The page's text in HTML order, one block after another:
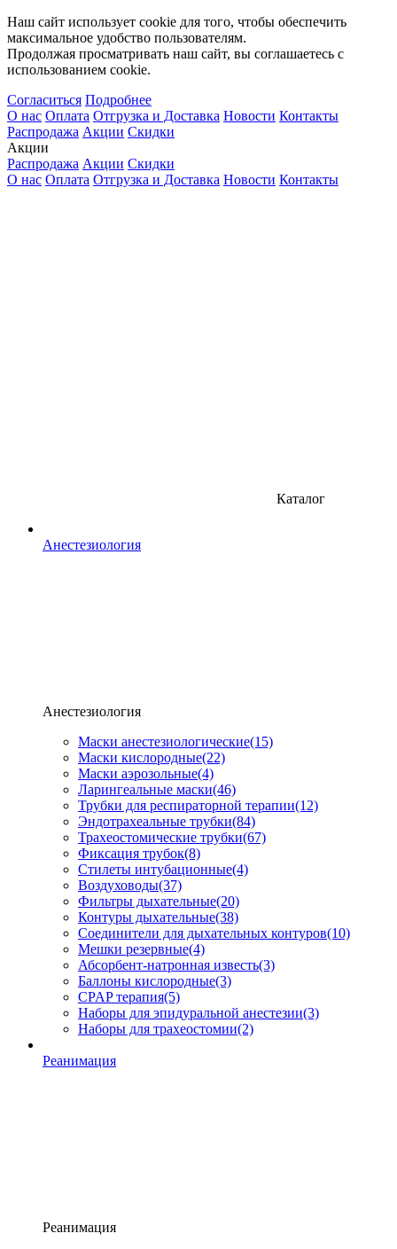
Наш сайт использует cookie для того, чтобы обеспечить
максимальное удобство пользователям.
Продолжая просматривать наш сайт, вы соглашаетесь с
использованием cookie.
Согласиться Подробнее
О нас Оплата Отгрузка и Доставка Новости Контакты
Распродажа Акции Скидки
Акции
Распродажа Акции Скидки
О нас Оплата Отгрузка и Доставка Новости Контакты
Каталог
Анестезиология
Анестезиология
Маски анестезиологические(15)
Маски кислородные(22)
Маски аэрозольные(4)
Ларингеальные маски(46)
Трубки для респираторной терапии(12)
Эндотрахеальные трубки(84)
Трахеостомические трубки(67)
Фиксация трубок(8)
Стилеты интубационные(4)
Воздуховоды(37)
Фильтры дыхательные(20)
Контуры дыхательные(38)
Соединители для дыхательных контуров(10)
Мешки резервные(4)
Абсорбент-натронная известь(3)
Баллоны кислородные(3)
CPAP терапия(5)
Наборы для эпидуральной анестезии(3)
Наборы для трахеостомии(2)
Реанимация
Реанимация